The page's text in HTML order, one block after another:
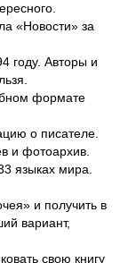
«Новости» за
году. Авторы и
формате
о писателе.
и фотоархив.
языках мира.
и получить в
вариант,
свою книгу